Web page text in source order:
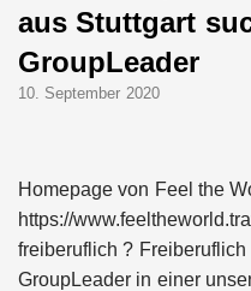
aus Stuttgart
GroupLeader
10. September 2020
Homepage von Feel the
https://
freiberuflich ?
GroupLeader in einer